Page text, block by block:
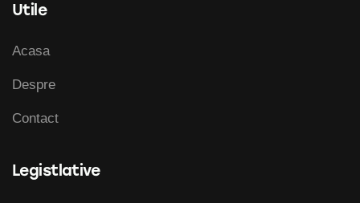
Utile
Acasa
Despre
Contact
Legistlative